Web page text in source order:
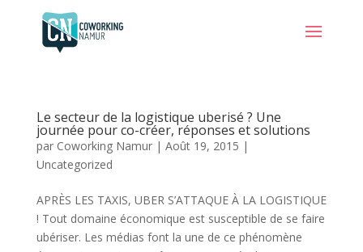
Le secteur de la logistique uberisé ? Une
journée pour co-créer, réponses et solutions
par Coworking Namur| Août 19, 2015 |
Uncategorized
APRÈS LES TAXIS, UBER S’ATTAQUE À LA LOGISTIQUE
! Tout domaine économique est susceptible de se faire
ubériser. Les médias font la une de ce phénomène